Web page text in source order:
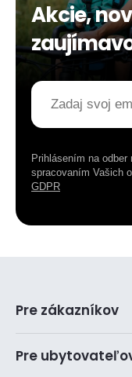
Akcie,
Prihlásením na
spracovaním Vašich
GDPR
Pre zákazníkov
Pre